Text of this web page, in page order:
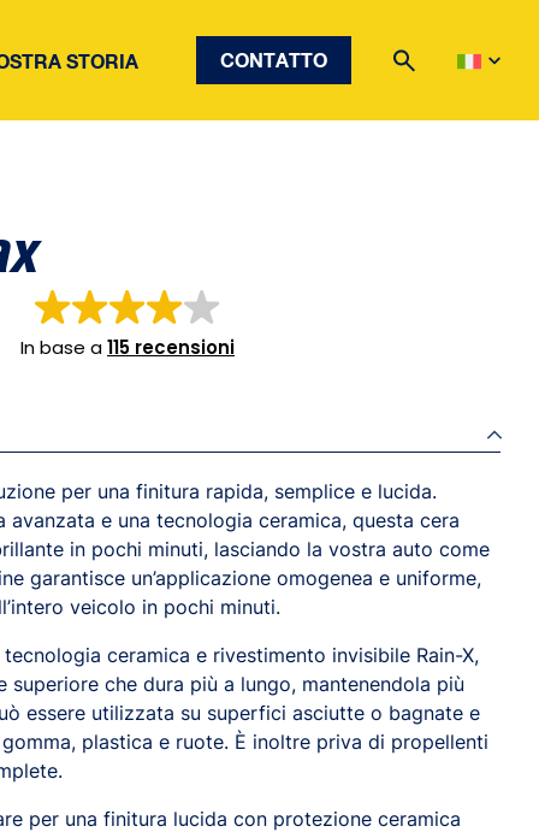
STORIA CONTATTO
In base a115 recensioni
per una finitura rapida, semplice e lucida.
e una tecnologia ceramica, questa cera
in pochi minuti, lasciando la vostra auto come
garantisce un’applicazione omogenea e uniforme,
veicolo in pochi minuti.
ceramica e rivestimento invisibile Rain-X,
superiore che dura più a lungo, mantenendola più
essere utilizzata su superfici asciutte o bagnate e
plastica e ruote. È inoltre priva di propellenti
per una finitura lucida con protezione ceramica